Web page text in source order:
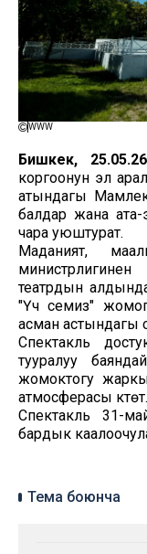
WWW
Бишкек,
коргоонун эл
атындагы
балдар жана ата-
чара уюштурат.
Маданият,
театрдын
"Үч семиз"
асман астындагы
Спектакль
тууралуу
жомоктогу
атмосферасы күтөт.
Спектакль 31-
бардык
Тема боюнча